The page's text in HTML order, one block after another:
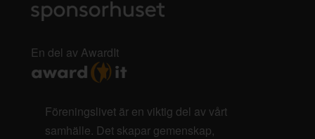
En del av AwardIt
Föreningslivet är en viktig del av vårt
samhälle. Det skapar gemenskap,